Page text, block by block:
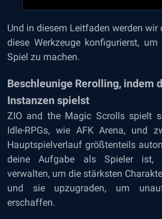
Und in diesem Leitfaden werden wir
diese Werkzeuge konfigurierst,
Spiel zu machen.
Beschleunige Rerolling, indem
Instanzen spielst
ZIO and the Magic Scrolls spielt
Idle-RPGs, wie AFK Arena, und
Hauptspielverlauf größtenteils
deine Aufgabe als Spieler ist,
verwalten, um die stärksten
und sie upzugraden, um
erschaffen.